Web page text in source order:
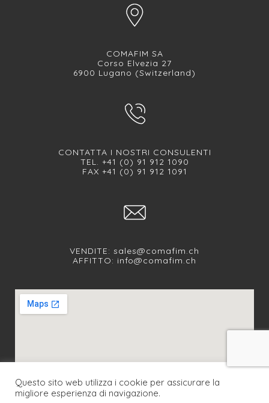
COMAFIM SA
Corso Elvezia 27
6900 Lugano (Switzerland)
CONTATTA I NOSTRI CONSULENTI
TEL. +41 (0) 91 912 1090
FAX +41 (0) 91 912 1091
VENDITE: sales@comafim.ch
AFFITTO: info@comafim.ch
SEGUICI SUI NOSTRI SOCIAL
Questo sito web utilizza i cookie per assicurare la
migliore esperienza di navigazione.